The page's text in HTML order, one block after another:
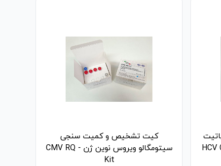
کیت تشخیص و کمیت سنجی
سیتومگالو ویروس نوین ژن - CMV RQ
Kit